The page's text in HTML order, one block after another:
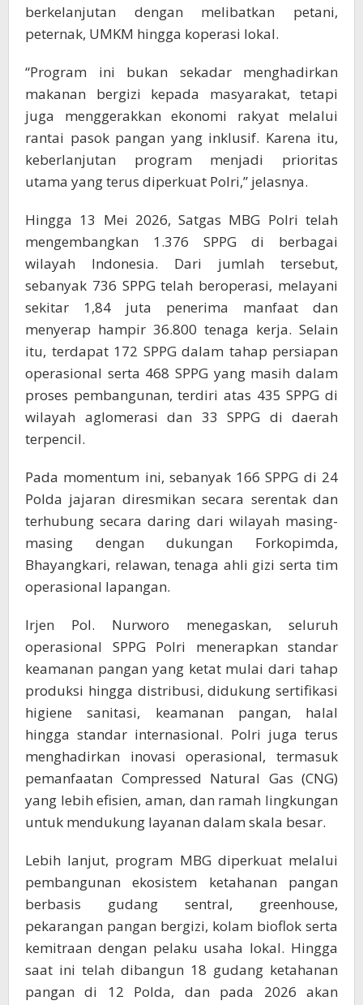
berkelanjutan dengan melibatkan petani,
peternak, UMKM hingga koperasi lokal.
“Program ini bukan sekadar menghadirkan
makanan bergizi kepada masyarakat, tetapi
juga menggerakkan ekonomi rakyat melalui
rantai pasok pangan yang inklusif. Karena itu,
keberlanjutan program menjadi prioritas
utama yang terus diperkuat Polri,” jelasnya.
Hingga 13 Mei 2026, Satgas MBG Polri telah
mengembangkan 1.376 SPPG di berbagai
wilayah Indonesia. Dari jumlah tersebut,
sebanyak 736 SPPG telah beroperasi, melayani
sekitar 1,84 juta penerima manfaat dan
menyerap hampir 36.800 tenaga kerja. Selain
itu, terdapat 172 SPPG dalam tahap persiapan
operasional serta 468 SPPG yang masih dalam
proses pembangunan, terdiri atas 435 SPPG di
wilayah aglomerasi dan 33 SPPG di daerah
terpencil.
Pada momentum ini, sebanyak 166 SPPG di 24
Polda jajaran diresmikan secara serentak dan
terhubung secara daring dari wilayah masing-
masing dengan dukungan Forkopimda,
Bhayangkari, relawan, tenaga ahli gizi serta tim
operasional lapangan.
Irjen Pol. Nurworo menegaskan, seluruh
operasional SPPG Polri menerapkan standar
keamanan pangan yang ketat mulai dari tahap
produksi hingga distribusi, didukung sertifikasi
higiene sanitasi, keamanan pangan, halal
hingga standar internasional. Polri juga terus
menghadirkan inovasi operasional, termasuk
pemanfaatan Compressed Natural Gas (CNG)
yang lebih efisien, aman, dan ramah lingkungan
untuk mendukung layanan dalam skala besar.
Lebih lanjut, program MBG diperkuat melalui
pembangunan ekosistem ketahanan pangan
berbasis gudang sentral, greenhouse,
pekarangan pangan bergizi, kolam bioflok serta
kemitraan dengan pelaku usaha lokal. Hingga
saat ini telah dibangun 18 gudang ketahanan
pangan di 12 Polda, dan pada 2026 akan